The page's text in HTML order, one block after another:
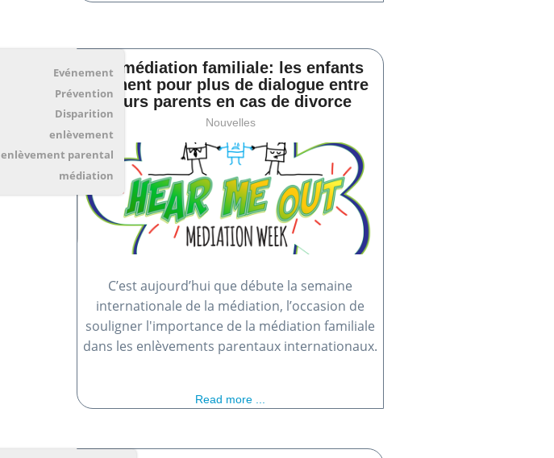
La médiation familiale: les enfants
prônent pour plus de dialogue entre
leurs parents en cas de divorce
Nouvelles
Evénement
Prévention
Disparition
enlèvement
enlèvement parental
médiation
C’est aujourd’hui que débute la semaine
internationale de la médiation, l’occasion de
souligner l'importance de la médiation familiale
dans les enlèvements parentaux internationaux.
Read more ...